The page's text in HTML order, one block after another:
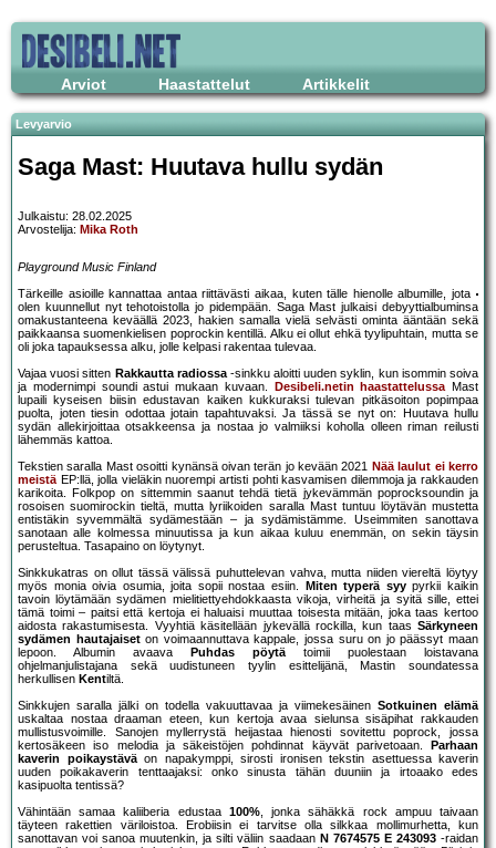
Arviot Haastattelut Artikkelit
Levyarvio
Saga Mast: Huutava hullu sydän
Julkaistu: 28.02.2025
Arvostelija: Mika Roth
Playground Music Finland
Tärkeille asioille kannattaa antaa riittävästi aikaa, kuten tälle hienolle albumille, jota
olen kuunnellut nyt tehotoistolla jo pidempään. Saga Mast julkaisi debyyttialbuminsa
omakustanteena keväällä 2023, hakien samalla vielä selvästi ominta ääntään sekä
paikkaansa suomenkielisen poprockin kentillä. Alku ei ollut ehkä tyylipuhtain, mutta se
oli joka tapauksessa alku, jolle kelpasi rakentaa tulevaa.
Vajaa vuosi sitten Rakkautta radiossa-sinkku aloitti uuden syklin, kun isommin soiva
ja modernimpi soundi astui mukaan kuvaan.
Desibeli.netin haastattelussaMast
lupaili kyseisen biisin edustavan kaiken kukkuraksi tulevan pitkäsoiton popimpaa
puolta, joten tiesin odottaa jotain tapahtuvaksi. Ja tässä se nyt on: Huutava hullu
sydän allekirjoittaa otsakkeensa ja nostaa jo valmiiksi koholla olleen riman reilusti
lähemmäs kattoa.
Tekstien saralla Mast osoitti kynänsä oivan terän jo kevään 2021 Nää laulut ei kerro
meistäEP:llä, jolla vieläkin nuorempi artisti pohti kasvamisen dilemmoja ja rakkauden
karikoita. Folkpop on sittemmin saanut tehdä tietä jykevämmän poprocksoundin ja
rosoisen suomirockin tieltä, mutta lyriikoiden saralla Mast tuntuu löytävän mustetta
entistäkin syvemmältä sydämestään – ja sydämistämme. Useimmiten sanottava
sanotaan alle kolmessa minuutissa ja kun aikaa kuluu enemmän, on sekin täysin
perusteltua. Tasapaino on löytynyt.
Sinkkukatras on ollut tässä välissä puhuttelevan vahva, mutta niiden viereltä löytyy
myös monia oivia osumia, joita sopii nostaa esiin.
Miten typerä syypyrkii kaikin
tavoin löytämään sydämen mielitiettyehdokkaasta vikoja, virheitä ja syitä sille, ettei
tämä toimi – paitsi että kertoja ei haluaisi muuttaa toisesta mitään, joka taas kertoo
aidosta rakastumisesta. Vyyhtiä käsitellään jykevällä rockilla, kun taas Särkyneen
sydämen hautajaiseton voimaannuttava kappale, jossa suru on jo päässyt maan
lepoon. Albumin avaava
Puhdas pöytätoimii puolestaan loistavana
ohjelmanjulistajana sekä uudistuneen tyylin esittelijänä, Mastin soundatessa
herkullisen Kentiltä.
Sinkkujen saralla jälki on todella vakuuttavaa ja viimekesäinen Sotkuinen elämä
uskaltaa nostaa draaman eteen, kun kertoja avaa sielunsa sisäpihat rakkauden
mullistusvoimille. Sanojen myllerrystä heijastaa hienosti sovitettu poprock, jossa
kertosäkeen iso melodia ja säkeistöjen pohdinnat käyvät parivetoaan.
Parhaan
kaverin poikaystäväon napakymppi, sirosti ironisen tekstin asettuessa kaverin
uuden poikakaverin tenttaajaksi: onko sinusta tähän duuniin ja irtoaako edes
kasipuolta tentissä?
Vähintään samaa kaliiberia edustaa 100%, jonka sähäkkä rock ampuu taivaan
täyteen rakettien väriloistoa. Erobiisin ei tarvitse olla silkkaa mollimurhetta, kun
sanottavan voi sanoa muutenkin, ja silti väliin saadaan N 7674575 E 243093-raidan